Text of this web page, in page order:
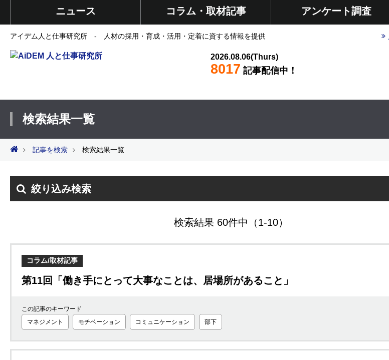
ニュース コラム・取材記事 アンケート調査
アイデム人と仕事研究所 - 人材の採用・育成・活用・定着に資する情報を提供
2026.08.06(Thurs)
8017 記事配信中！
検索結果一覧
記事を検索 検索結果一覧
絞り込み検索
検索結果 60件中（1-10）
コラム/取材記事
第11回「働き手にとって大事なことは、居場所があること」
この記事のキーワード
マネジメント
モチベーション コミュニケーション 部下